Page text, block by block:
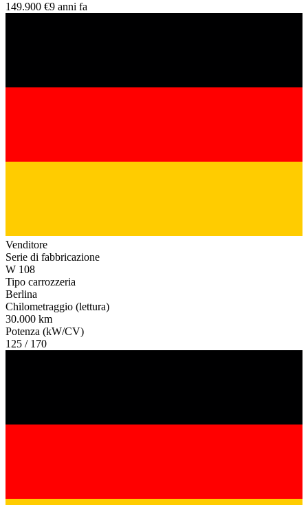
149.900 €9 anni fa
Venditore
Serie di fabbricazione
W 108
Tipo carrozzeria
Berlina
Chilometraggio (lettura)
30.000 km
Potenza (kW/CV)
125 / 170